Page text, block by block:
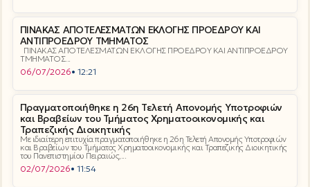
ΠΙΝΑΚΑΣ ΑΠΟΤΕΛΕΣΜΑΤΩΝ ΕΚΛΟΓΗΣ ΠΡΟΕΔΡΟΥ ΚΑΙ
ΑΝΤΙΠΡΟΕΔΡΟΥ ΤΜΗΜΑΤΟΣ
ΠΙΝΑΚΑΣ ΑΠΟΤΕΛΕΣΜΑΤΩΝ ΕΚΛΟΓΗΣ ΠΡΟΕΔΡΟΥ ΚΑΙ ΑΝΤΙΠΡΟΕΔΡΟΥ
ΤΜΗΜΑΤΟΣ...
06/07/2026• 12:21
Πραγματοποιήθηκε η 26η Τελετή Απονομής Υποτροφιών
και Βραβείων του Τμήματος Χρηματοοικονομικής και
Τραπεζικής Διοικητικής
Με ιδιαίτερη επιτυχία πραγματοποιήθηκε η 26η Τελετή Απονομής Υποτροφιών
και Βραβείων του Τμήματος Χρηματοοικονομικής και Τραπεζικής Διοικητικής
του Πανεπιστημίου Πειραιώς,...
02/07/2026• 11:54